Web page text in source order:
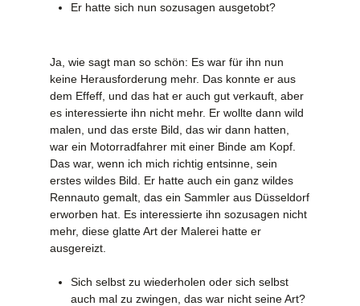
Er hatte sich nun sozusagen ausgetobt?
Ja, wie sagt man so schön: Es war für ihn nun
keine Herausforderung mehr. Das konnte er aus
dem Effeff, und das hat er auch gut verkauft, aber
es interessierte ihn nicht mehr. Er wollte dann wild
malen, und das erste Bild, das wir dann hatten,
war ein Motorradfahrer mit einer Binde am Kopf.
Das war, wenn ich mich richtig entsinne, sein
erstes wildes Bild. Er hatte auch ein ganz wildes
Rennauto gemalt, das ein Sammler aus Düsseldorf
erworben hat. Es interessierte ihn sozusagen nicht
mehr, diese glatte Art der Malerei hatte er
ausgereizt.
Sich selbst zu wiederholen oder sich selbst
auch mal zu zwingen, das war nicht seine Art?